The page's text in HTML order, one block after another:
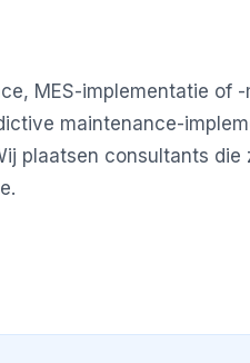
MES-implementatie of
maintenance-
plaatsen consultants